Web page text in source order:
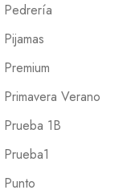
Pedrería
Pijamas
Premium
Primavera Verano
Prueba 1B
Prueba1
Punto